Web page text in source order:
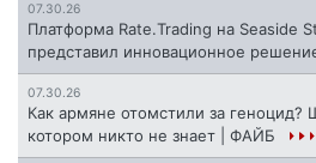
07.30.26
Платформа Rate.Trading на Seaside
представил инновационное
07.30.26
Как армяне отомстили за геноцид?
котором никто не знает | ФАЙБ